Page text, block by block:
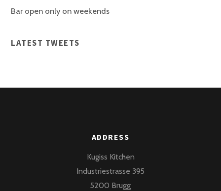
Bar open only on weekends
LATEST TWEETS
ADDRESS
Kugiss Kitchen
Industriestrasse 395
5200 Brugg